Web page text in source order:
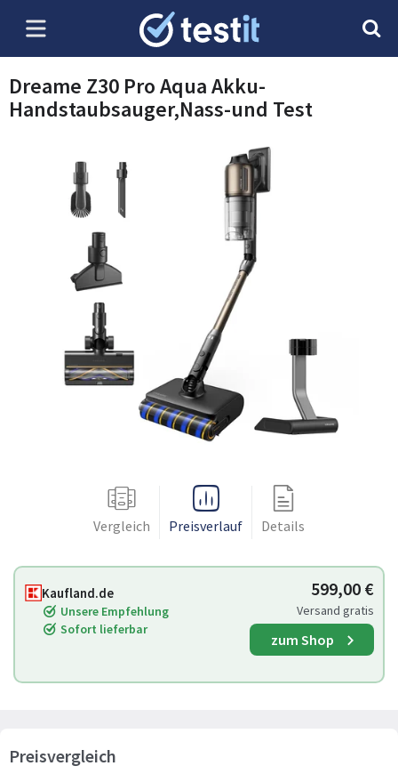
Dreame Z30 Pro Aqua Akku-
Handstaubsauger,Nass-und Test
Vergleich Preisverlauf Details
Kaufland.de
Unsere Empfehlung
Sofort lieferbar
599,00 €
Versand gratis
zum Shop
Preisvergleich